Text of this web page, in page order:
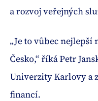
a rozvoj veřejných
„Je to vůbec
Česko,“ říká Petr
Univerzity Karlovy a
financí.